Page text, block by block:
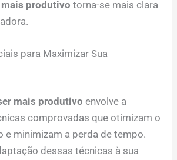
produtivo torna-se mais clara
para Maximizar Sua
mais produtivo envolve a
comprovadas que otimizam o
e minimizam a perda de tempo.
dessas técnicas à sua